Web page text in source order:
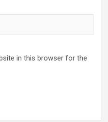
in this browser for the